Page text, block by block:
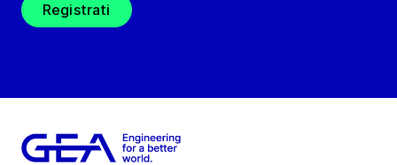
Registrati